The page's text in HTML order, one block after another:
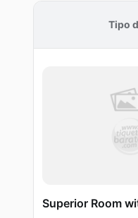
Tipo
Superior Room